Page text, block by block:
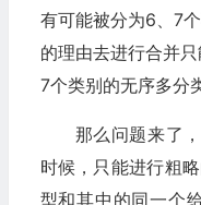
有可能被分为6、7
的理由去进行合并
7个类别的无序多分
那么问题来了
时候，只能进行粗
型和其中的同一个